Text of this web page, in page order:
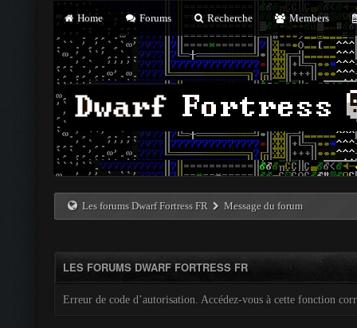
Home Forums Recherche Members
Les forums Dwarf Fortress FR Message du forum
LES FORUMS DWARF FORTRESS FR
Erreur de code d’autorisation. Accédez-vous à cette fonction